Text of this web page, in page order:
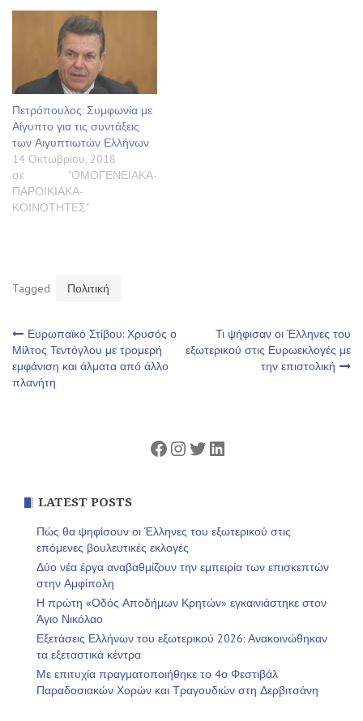
Πετρόπουλος: Συμφωνία με
Αίγυπτο για τις συντάξεις
των Αιγυπτιωτών Ελλήνων
14 Οκτωβρίου, 2018
σε "ΟΜΟΓΕΝΕΙΑΚΑ-
ΠΑΡΟΙΚΙΑΚΑ-
ΚΟΙΝΟΤΗΤΕΣ"
Tagged Πολιτική
Πλοήγηση
άρθρων
Ευρωπαϊκό Στίβου: Χρυσός ο
Μίλτος Τεντόγλου με τρομερή
εμφάνιση και άλματα από άλλο
πλανήτη
Τι ψήφισαν οι Έλληνες του
εξωτερικού στις Ευρωεκλογές με
την επιστολική
Facebook
Instagram
Twitter
Linkedin
LATEST POSTS
Πώς θα ψηφίσουν οι Έλληνες του εξωτερικού στις
επόμενες βουλευτικές εκλογές
Δύο νέα έργα αναβαθμίζουν την εμπειρία των επισκεπτών
στην Αμφίπολη
Η πρώτη «Οδός Αποδήμων Κρητών» εγκαινιάστηκε στον
Άγιο Νικόλαο
Εξετάσεις Ελλήνων του εξωτερικού 2026: Ανακοινώθηκαν
τα εξεταστικά κέντρα
Με επιτυχία πραγματοποιήθηκε το 4ο Φεστιβάλ
Παραδοσιακών Χορών και Τραγουδιών στη Δερβιτσάνη